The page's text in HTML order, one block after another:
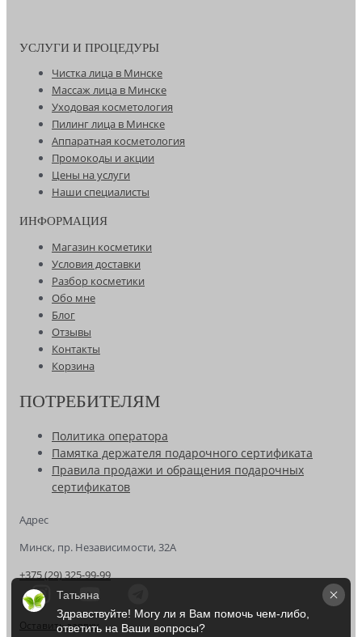
УСЛУГИ И ПРОЦЕДУРЫ
Чистка лица в Минске
Массаж лица в Минске
Уходовая косметология
Пилинг лица в Минске
Аппаратная косметология
Промокоды и акции
Цены на услуги
Наши специалисты
ИНФОРМАЦИЯ
Магазин косметики
Условия доставки
Разбор косметики
Обо мне
Блог
Отзывы
Контакты
Корзина
ПОТРЕБИТЕЛЯМ
Политика оператора
Памятка держателя подарочного сертификата
Правила продажи и обращения подарочных
сертификатов
Адрес
Минск, пр. Независимости, 32А
+375 (29) 325-99-99
Оставить заявку
Татьяна
Здравствуйте! Могу ли я Вам помочь чем-либо,
ответить на Ваши вопросы?